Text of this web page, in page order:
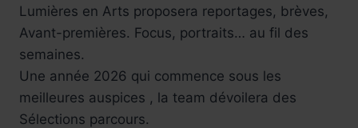
Lumières en Arts proposera reportages, brèves,
Avant-premières. Focus, portraits… au fil des
semaines.
Une année 2026 qui commence sous les
meilleures auspices , la team dévoilera des
Sélections parcours.